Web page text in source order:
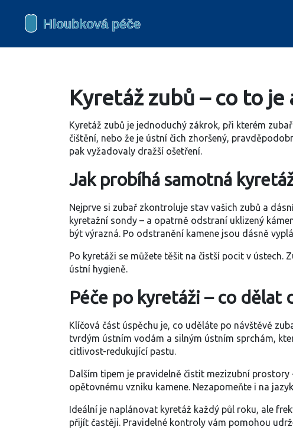
Kyretáž zubů – co to
Kyretáž zubů je jednoduchý zákrok, při kterém
čištění, nebo že je ústní čich zhoršený,
pak vyžadovaly dražší ošetření.
Jak probíhá samotná
Nejprve si zubař zkontroluje stav vašich zubů a
kyretažní sondy – a opatrně odstraní uklizený
být výrazná. Po odstranění kamene jsou dásně
Po kyretáži se můžete těšit na čistší pocit v ústech.
ústní hygieně.
Péče po kyretáži – co dělat
Klíčová část úspěchu je, co uděláte po návštěvě
tvrdým ústním vodám a silným ústním sprchám,
citlivost-redukující pastu.
Dalším tipem je pravidelně čistit mezizubní
opětovnému vzniku kamene. Nezapomeňte i na
Ideální je naplánovat kyretáž každý půl roku, ale
přijít častěji. Pravidelné kontroly vám pomohou